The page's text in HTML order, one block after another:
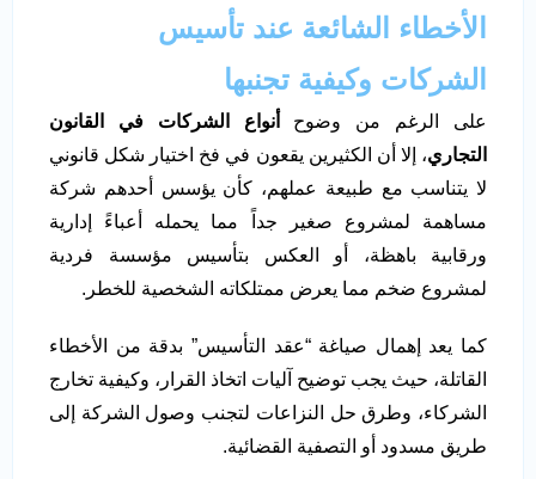
الأخطاء الشائعة عند تأسيس
الشركات وكيفية تجنبها
على الرغم من وضوح
أنواع الشركات في القانون
التجاري، إلا أن الكثيرين يقعون في فخ اختيار شكل قانوني
لا يتناسب مع طبيعة عملهم، كأن يؤسس أحدهم شركة
مساهمة لمشروع صغير جداً مما يحمله أعباءً إدارية
ورقابية باهظة، أو العكس بتأسيس مؤسسة فردية
لمشروع ضخم مما يعرض ممتلكاته الشخصية للخطر.
كما يعد إهمال صياغة “عقد التأسيس” بدقة من الأخطاء
القاتلة، حيث يجب توضيح آليات اتخاذ القرار، وكيفية تخارج
الشركاء، وطرق حل النزاعات لتجنب وصول الشركة إلى
طريق مسدود أو التصفية القضائية.